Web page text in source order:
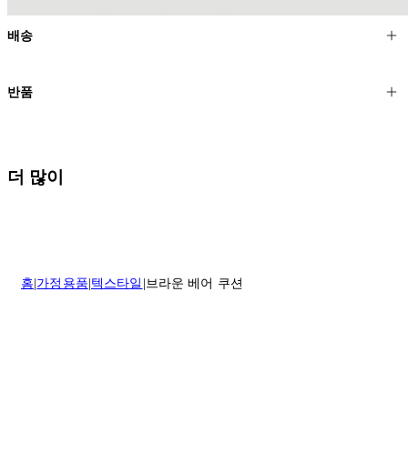
배송
고객님의 위치에 따라 일반 배송과 익스프레스 배송을 제공합니다.
실 수 있습니다.
반품
배송일로부터 영업일 기준 30일 이내에 접수된 반품에 대해서는 기꺼
이 환불해 드리겠습니다.반품 상품은 원래 상태를 유지하고 반드시
더 많이
홈 가정용품 텍스타일 브라운 베어 쿠션